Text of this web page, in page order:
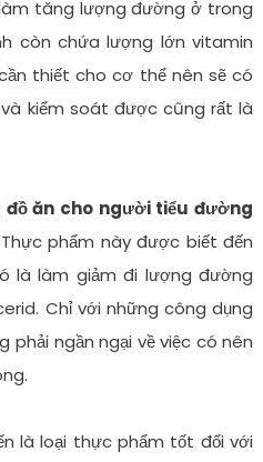
tăng lượng đường ở trong
còn chứa lượng lớn vitamin
thiết cho cơ thể nên sẽ có
kiểm soát được cũng rất là
đồ ăn cho người tiểu đường
phẩm này được biết đến
là làm giảm đi lượng đường
Chỉ với những công dụng
ngần ngại về việc có nên
là loại thực phẩm tốt đối với